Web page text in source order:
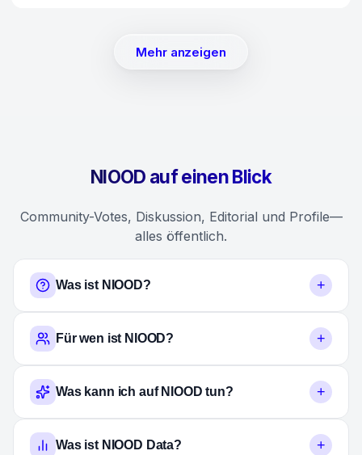
Mehr anzeigen
NIOOD auf einen Blick
Community-Votes, Diskussion, Editorial und Profile—
alles öffentlich.
Was ist NIOOD? +
Für wen ist NIOOD? +
Was kann ich auf NIOOD tun? +
Was ist NIOOD Data? +